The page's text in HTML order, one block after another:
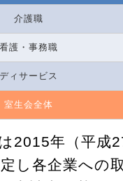
介護職
看護・事務職
ディサービス
室生会全体
2015年（平成
定し各企業への